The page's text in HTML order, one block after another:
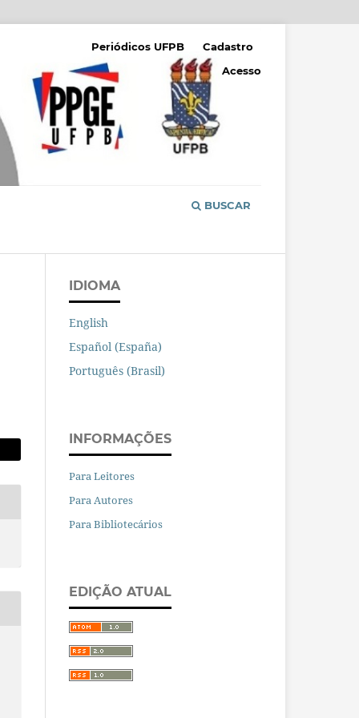
BUSCAR
Periódicos UFPB
Cadastro
Acesso
IDIOMA
English
Español (España)
Português (Brasil)
INFORMAÇÕES
Para Leitores
Para Autores
Para Bibliotecários
EDIÇÃO ATUAL